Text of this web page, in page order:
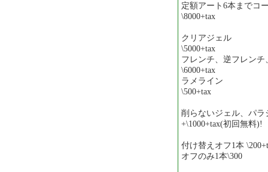
定額アート6本までコ
\8000+tax
クリアジェル
\5000+tax
フレンチ、逆フレン
\6000+tax
ラメライン
\500+tax
削らないジェル、パラ
+\1000+tax(初回無料)!
付け替えオフ1本
オフのみ1本\300